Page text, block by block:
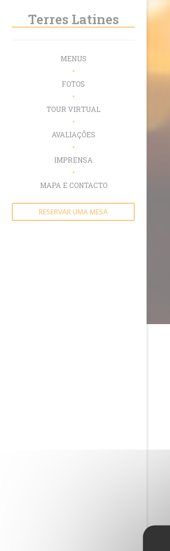
Terres Latines
MENUS
FOTOS
TOUR VIRTUAL
AVALIAÇÕES
IMPRENSA
MAPA E CONTACTO
RESERVAR UMA MESA